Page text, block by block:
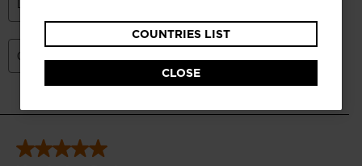
website
version
for
Italia
We
COUNTRIES LIST
CLOSE